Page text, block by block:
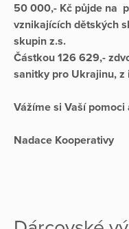
50 000,- Kč půjde na
vznikajících dětských
skupin z.s.
Částkou 126 629,-
sanitky pro Ukrajinu, z
Vážíme si Vaší
Nadace Kooperativy